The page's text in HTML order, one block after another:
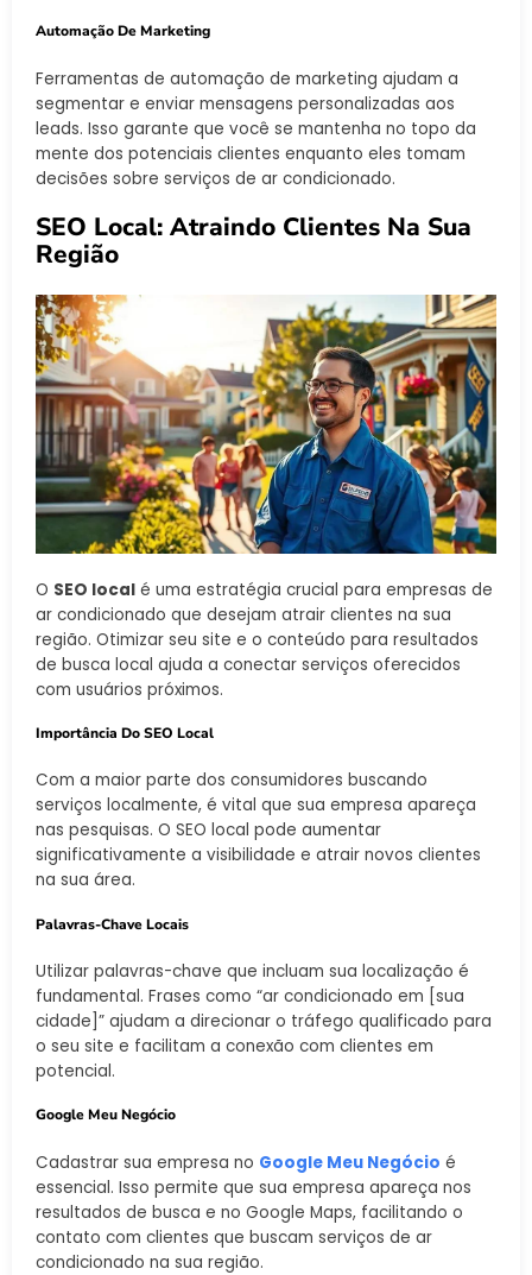
Automação De Marketing
Ferramentas de automação de marketing ajudam a
segmentar e enviar mensagens personalizadas aos
leads. Isso garante que você se mantenha no topo da
mente dos potenciais clientes enquanto eles tomam
decisões sobre serviços de ar condicionado.
SEO Local: Atraindo Clientes Na Sua
Região
O SEO local é uma estratégia crucial para empresas de
ar condicionado que desejam atrair clientes na sua
região. Otimizar seu site e o conteúdo para resultados
de busca local ajuda a conectar serviços oferecidos
com usuários próximos.
Importância Do SEO Local
Com a maior parte dos consumidores buscando
serviços localmente, é vital que sua empresa apareça
nas pesquisas. O SEO local pode aumentar
significativamente a visibilidade e atrair novos clientes
na sua área.
Palavras-Chave Locais
Utilizar palavras-chave que incluam sua localização é
fundamental. Frases como “ar condicionado em [sua
cidade]” ajudam a direcionar o tráfego qualificado para
o seu site e facilitam a conexão com clientes em
potencial.
Google Meu Negócio
Cadastrar sua empresa no Google Meu Negócio é
essencial. Isso permite que sua empresa apareça nos
resultados de busca e no Google Maps, facilitando o
contato com clientes que buscam serviços de ar
condicionado na sua região.